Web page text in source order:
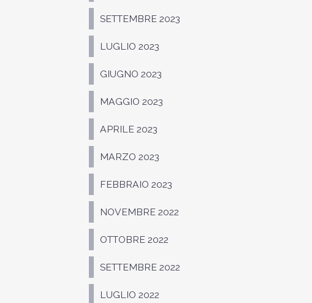
SETTEMBRE 2023
LUGLIO 2023
GIUGNO 2023
MAGGIO 2023
APRILE 2023
MARZO 2023
FEBBRAIO 2023
NOVEMBRE 2022
OTTOBRE 2022
SETTEMBRE 2022
LUGLIO 2022